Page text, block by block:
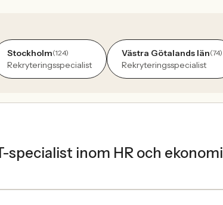
Stockholm(124)
Rekryteringsspecialist
Västra Götalands län(74)
Rekryteringsspecialist
specialist inom HR och ekonomi